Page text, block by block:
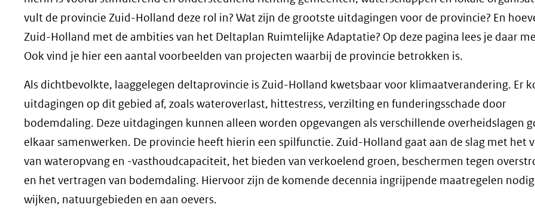
vult de provincie Zuid-Holland deze rol in? Wat zijn de grootste uitdagingen voor de provincie? En
Zuid-Holland met de ambities van het Deltaplan Ruimtelijke Adaptatie? Op deze pagina lees je daar
Ook vind je hier een aantal voorbeelden van projecten waarbij de provincie betrokken is.
Als dichtbevolkte, laaggelegen deltaprovincie is Zuid-Holland kwetsbaar voor klimaatverandering. Er
uitdagingen op dit gebied af, zoals wateroverlast, hittestress, verzilting en funderingsschade door
bodemdaling. Deze uitdagingen kunnen alleen worden opgevangen als verschillende overheidslagen
elkaar samenwerken. De provincie heeft hierin een spilfunctie. Zuid-Holland gaat aan de slag met het
van wateropvang en -vasthoudcapaciteit, het bieden van verkoelend groen, beschermen tegen
en het vertragen van bodemdaling. Hiervoor zijn de komende decennia ingrijpende maatregelen
wijken, natuurgebieden en aan oevers.